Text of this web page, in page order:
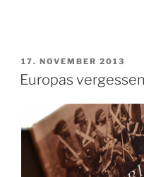
VERÖFFENTLICHT
AM
17. NOVEMBER 2013
Europas